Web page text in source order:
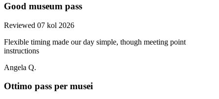
Good museum pass
Reviewed 07 kol 2026
Flexible timing made our day simple, though meeting point
instructions
Angela Q.
Ottimo pass per musei